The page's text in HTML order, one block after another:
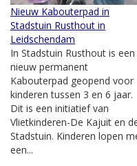
Nieuw Kabouterpad in
Stadstuin Rusthout in
Leidschendam
In Stadstuin Rusthout is een
nieuw permanent
Kabouterpad geopend voor
kinderen tussen 3 en 6 jaar.
Dit is een initiatief van
Vlietkinderen-De Kajuit en
Stadstuin. Kinderen lopen
een...